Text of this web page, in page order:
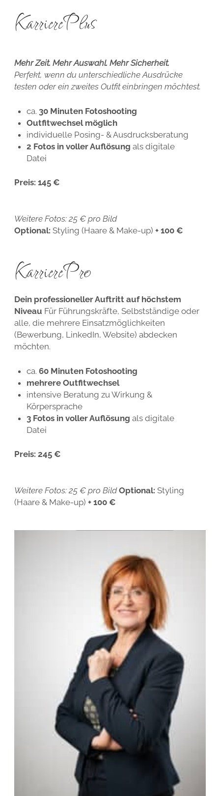
KarrierePlus
Mehr Zeit. Mehr Auswahl. Mehr Sicherheit.
Perfekt, wenn du unterschiedliche Ausdrücke
testen oder ein zweites Outfit einbringen möchtest.
ca. 30 Minuten Fotoshooting
Outfitwechsel möglich
individuelle Posing- & Ausdrucksberatung
2 Fotos in voller Auflösung als digitale
Datei
Preis: 145 €
Weitere Fotos: 25 € pro Bild
Optional: Styling (Haare & Make-up) + 100 €
KarrierePro
Dein professioneller Auftritt auf höchstem
Niveau Für Führungskräfte, Selbstständige oder
alle, die mehrere Einsatzmöglichkeiten
(Bewerbung, LinkedIn, Website) abdecken
möchten.
ca.60 Minuten Fotoshooting
mehrere Outfitwechsel
intensive Beratung zu Wirkung &
Körpersprache
3 Fotos in voller Auflösung als digitale
Datei
Preis: 245 €
Weitere Fotos: 25 € pro BildOptional: Styling
(Haare & Make-up) + 100 €